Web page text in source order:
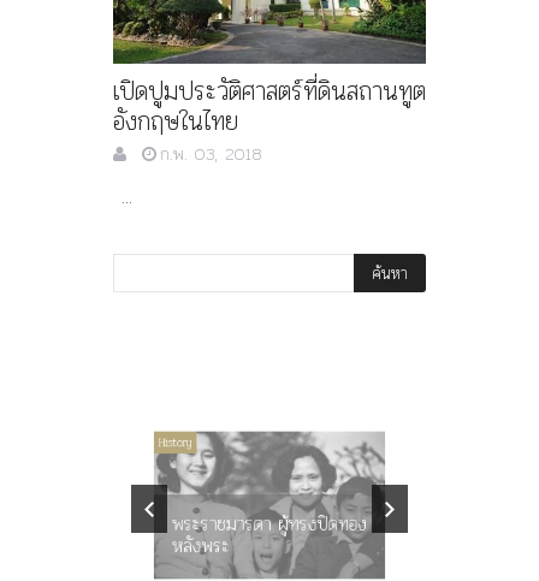
เปิดปูมประวัติศาสตร์ที่ดินสถานทูต
อังกฤษในไทย
ก.พ. 03, 2018
...
พระราชมารดา ผู้ทรงปิดทอง
หลังพระ